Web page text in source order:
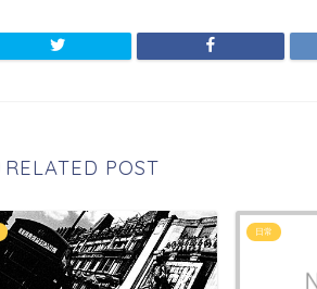
RELATED POST
日常